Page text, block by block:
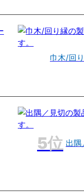
巾木/回
出隅